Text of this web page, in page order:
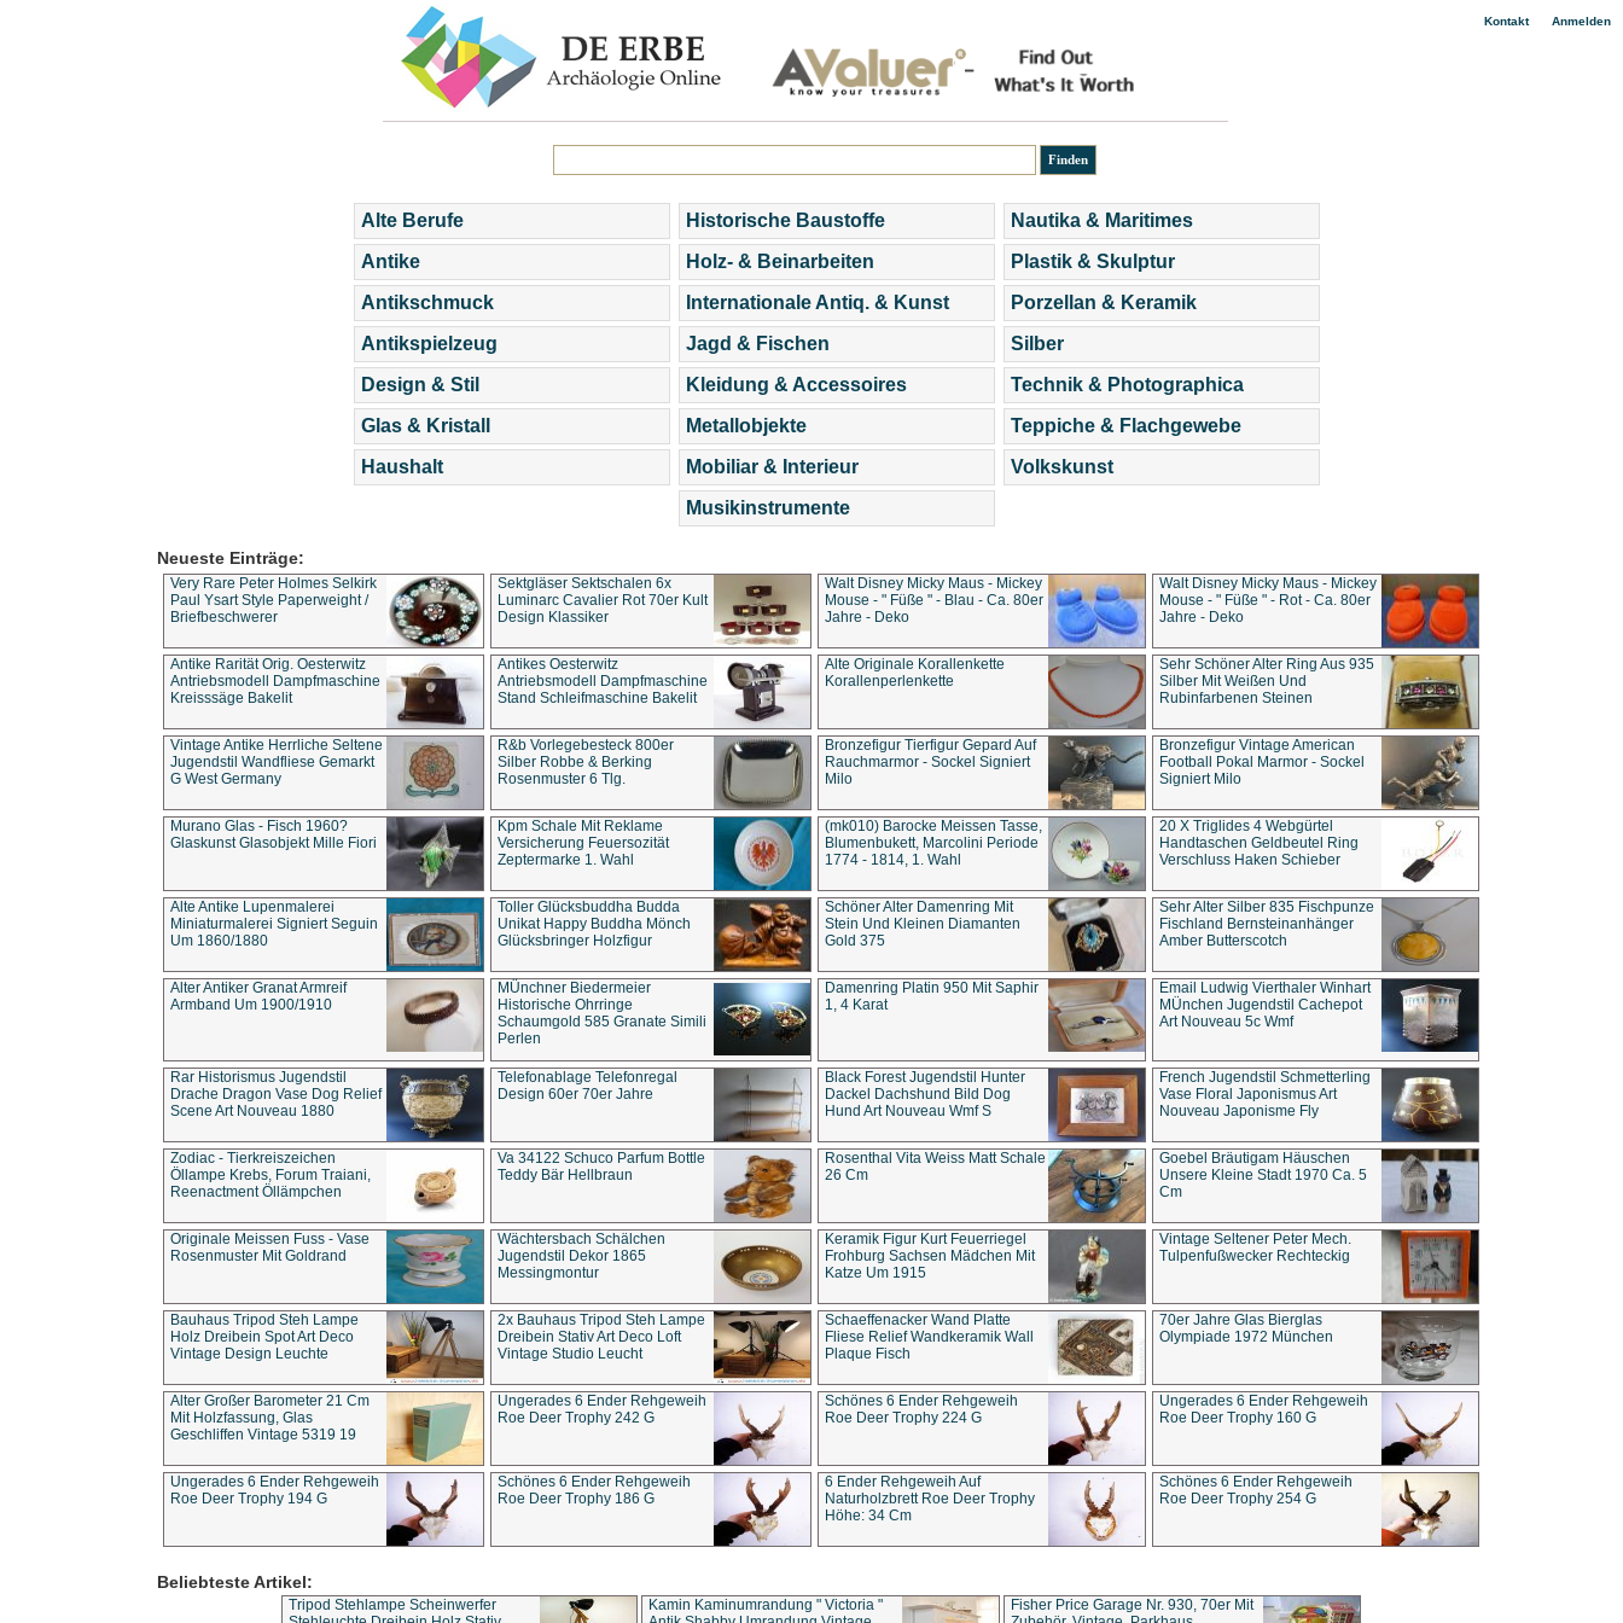
Kontakt| Anmelden
Alte Berufe
Antike
Antikschmuck
Antikspielzeug
Design & Stil
Glas & Kristall
Haushalt
Historische Baustoffe
Holz- & Beinarbeiten
Internationale Antiq. & Kunst
Jagd & Fischen
Kleidung & Accessoires
Metallobjekte
Mobiliar & Interieur
Musikinstrumente
Nautika & Maritimes
Plastik & Skulptur
Porzellan & Keramik
Silber
Technik & Photographica
Teppiche & Flachgewebe
Volkskunst
Neueste Einträge:
Very Rare Peter Holmes Selkirk
Paul Ysart Style Paperweight /
Briefbeschwerer
Sektgläser Sektschalen 6x
Luminarc Cavalier Rot 70er Kult
Design Klassiker
Walt Disney Micky Maus - Mickey
Mouse - " Füße " - Blau - Ca. 80er
Jahre - Deko
Walt Disney Micky Maus - Mickey
Mouse - " Füße " - Rot - Ca. 80er
Jahre - Deko
Antike Rarität Orig. Oesterwitz
Antriebsmodell Dampfmaschine
Kreisssäge Bakelit
Antikes Oesterwitz
Antriebsmodell Dampfmaschine
Stand Schleifmaschine Bakelit
Alte Originale Korallenkette
Korallenperlenkette
Sehr Schöner Alter Ring Aus 935
Silber Mit Weißen Und
Rubinfarbenen Steinen
Vintage Antike Herrliche Seltene
Jugendstil Wandfliese Gemarkt
G West Germany
R&b Vorlegebesteck 800er
Silber Robbe & Berking
Rosenmuster 6 Tlg.
Bronzefigur Tierfigur Gepard Auf
Rauchmarmor - Sockel Signiert
Milo
Bronzefigur Vintage American
Football Pokal Marmor - Sockel
Signiert Milo
Murano Glas - Fisch 1960?
Glaskunst Glasobjekt Mille Fiori
Kpm Schale Mit Reklame
Versicherung Feuersozität
Zeptermarke 1. Wahl
(mk010) Barocke Meissen Tasse,
Blumenbukett, Marcolini Periode
1774 - 1814, 1. Wahl
20 X Triglides 4 Webgürtel
Handtaschen Geldbeutel Ring
Verschluss Haken Schieber
Alte Antike Lupenmalerei
Miniaturmalerei Signiert Seguin
Um 1860/1880
Toller Glücksbuddha Budda
Unikat Happy Buddha Mönch
Glücksbringer Holzfigur
Schöner Alter Damenring Mit
Stein Und Kleinen Diamanten
Gold 375
Sehr Alter Silber 835 Fischpunze
Fischland Bernsteinanhänger
Amber Butterscotch
Alter Antiker Granat Armreif
Armband Um 1900/1910
MÜnchner Biedermeier
Historische Ohrringe
Schaumgold 585 Granate Simili
Perlen
Damenring Platin 950 Mit Saphir
1, 4 Karat
Email Ludwig Vierthaler Winhart
MÜnchen Jugendstil Cachepot
Art Nouveau 5c Wmf
Rar Historismus Jugendstil
Drache Dragon Vase Dog Relief
Scene Art Nouveau 1880
Telefonablage Telefonregal
Design 60er 70er Jahre
Black Forest Jugendstil Hunter
Dackel Dachshund Bild Dog
Hund Art Nouveau Wmf S
French Jugendstil Schmetterling
Vase Floral Japonismus Art
Nouveau Japonisme Fly
Zodiac - Tierkreiszeichen
Öllampe Krebs, Forum Traiani,
Reenactment Öllämpchen
Va 34122 Schuco Parfum Bottle
Teddy Bär Hellbraun
Rosenthal Vita Weiss Matt Schale
26 Cm
Goebel Bräutigam Häuschen
Unsere Kleine Stadt 1970 Ca. 5
Cm
Originale Meissen Fuss - Vase
Rosenmuster Mit Goldrand
Wächtersbach Schälchen
Jugendstil Dekor 1865
Messingmontur
Keramik Figur Kurt Feuerriegel
Frohburg Sachsen Mädchen Mit
Katze Um 1915
Vintage Seltener Peter Mech.
Tulpenfußwecker Rechteckig
Bauhaus Tripod Steh Lampe
Holz Dreibein Spot Art Deco
Vintage Design Leuchte
2x Bauhaus Tripod Steh Lampe
Dreibein Stativ Art Deco Loft
Vintage Studio Leucht
Schaeffenacker Wand Platte
Fliese Relief Wandkeramik Wall
Plaque Fisch
70er Jahre Glas Bierglas
Olympiade 1972 München
Alter Großer Barometer 21 Cm
Mit Holzfassung, Glas
Geschliffen Vintage 5319 19
Ungerades 6 Ender Rehgeweih
Roe Deer Trophy 242 G
Schönes 6 Ender Rehgeweih
Roe Deer Trophy 224 G
Ungerades 6 Ender Rehgeweih
Roe Deer Trophy 160 G
Ungerades 6 Ender Rehgeweih
Roe Deer Trophy 194 G
Schönes 6 Ender Rehgeweih
Roe Deer Trophy 186 G
6 Ender Rehgeweih Auf
Naturholzbrett Roe Deer Trophy
Höhe: 34 Cm
Schönes 6 Ender Rehgeweih
Roe Deer Trophy 254 G
Beliebteste Artikel:
Tripod Stehlampe Scheinwerfer
Kamin Kaminumrandung " Victoria "
Fisher Price Garage Nr. 930, 70er Mit